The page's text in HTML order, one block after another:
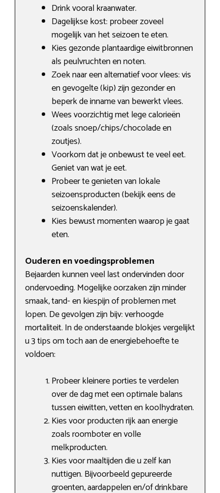
Drink vooral kraanwater.
Dagelijkse kost: probeer zoveel
mogelijk van het seizoen te eten.
Kies gezonde plantaardige eiwitbronnen
als peulvruchten en noten.
Zoek naar een alternatief voor vlees: vis
en gevogelte (kip) zijn gezonder en
beperk de inname van bewerkt vlees.
Wees voorzichtig met lege calorieën
(zoals snoep/chips/chocolade en
zoutjes).
Voorkom dat je onbewust te veel eet.
Geniet van wat je eet.
Probeer te genieten van lokale
seizoensproducten (bekijk eens de
seizoenskalender).
Kies bewust momenten waarop je gaat
eten.
Ouderen en voedingsproblemen
Bejaarden kunnen veel last ondervinden door
ondervoeding. Mogelijke oorzaken zijn minder
smaak, tand- en kiespijn of problemen met
lopen. De gevolgen zijn bijv: verhoogde
mortaliteit. In de onderstaande blokjes vergelijkt
u 3 tips om toch aan de energiebehoefte te
voldoen:
Probeer kleinere porties te verdelen
over de dag met een optimale balans
tussen eiwitten, vetten en koolhydraten.
Kies voor producten rijk aan energie
zoals roomboter en volle
melkproducten.
Kies voor maaltijden die u zelf kan
nuttigen. Bijvoorbeeld gepureerde
groenten, aardappelen en/of drinkbare